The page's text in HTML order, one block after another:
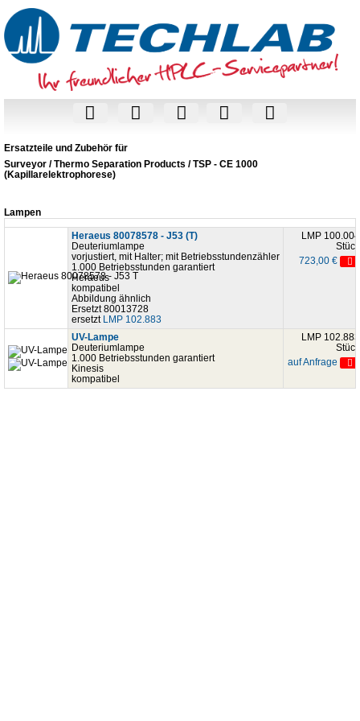
Ersatzteile und Zubehör für
Surveyor / Thermo Separation Products / TSP - CE 1000
(Kapillarelektrophorese)
Lampen
Heraeus 80078578 - J53 (T)
Deuteriumlampe
vorjustiert, mit Halter; mit Betriebsstundenzähler
1.000 Betriebsstunden garantiert
Heraeus
kompatibel
Abbildung ähnlich
Ersetzt 80013728
ersetzt
LMP 102.883
LMP 100.004
Stück
723,00 €
UV-Lampe
Deuteriumlampe
1.000 Betriebsstunden garantiert
Kinesis
kompatibel
LMP 102.883
Stück
auf Anfrage